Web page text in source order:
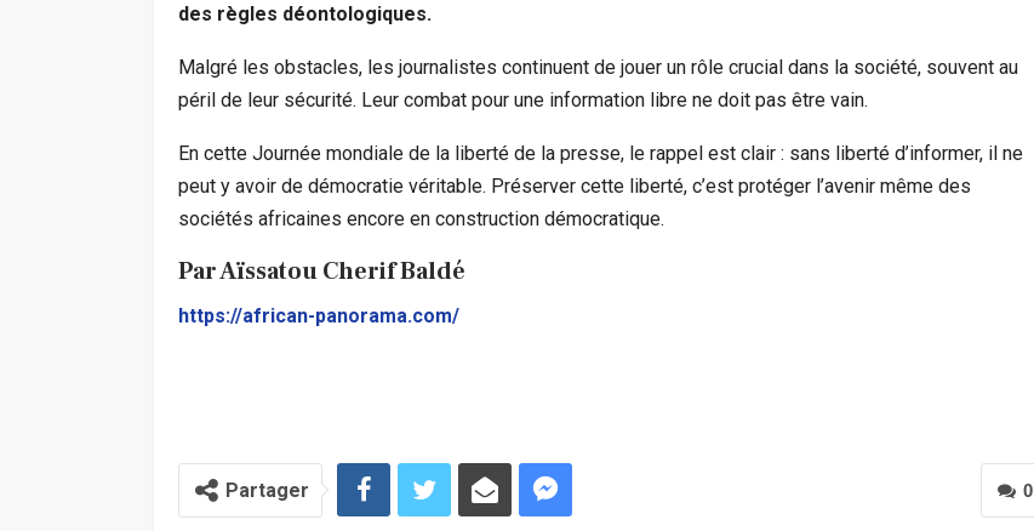
des règles déontologiques.
Malgré les obstacles, les journalistes continuent de jouer un rôle crucial dans la société, souvent au
péril de leur sécurité. Leur combat pour une information libre ne doit pas être vain.
En cette Journée mondiale de la liberté de la presse, le rappel est clair : sans liberté d’informer, il ne
peut y avoir de démocratie véritable. Préserver cette liberté, c’est protéger l’avenir même des
sociétés africaines encore en construction démocratique.
Par Aïssatou Cherif Baldé
https://african-panorama.com/
0
Partager